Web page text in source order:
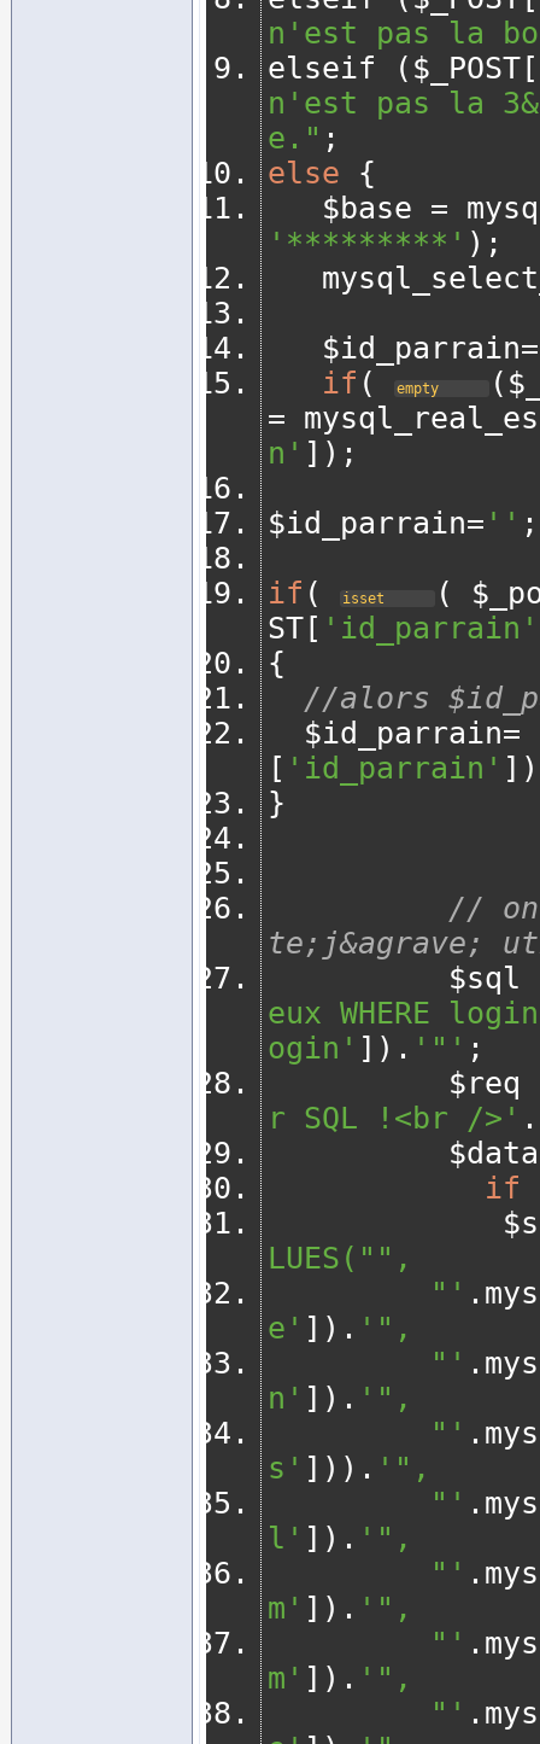
n'est pas la
elseif
( $_POST [
n'est pas la
e." ;
else
{
   $base
=
'*********' );
   $id_parrain
=
if ( empty (
=
n' ]);
$id_parrain= '' ;
if ( isset (
ST [ 'id_parrain'
{
//alors
	$id_parrain
=
[ 'id_parrain'
}
// on
te;j&agrave;
          $sql
eux WHERE
ogin' ]). '"' ;
          $req
r SQL !<br />' .
if
LUES("",
         "'
.
e' ]). '",
         "'
.
n' ]). '",
         "'
.
s' ])). '",
         "'
.
l' ]). '",
         "'
.
m' ]). '",
         "'
.
m' ]). '",
         "'
.